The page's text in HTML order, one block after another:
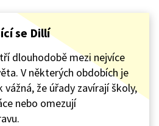
se Dillí
dlouhodobě mezi nejvíce
V některých obdobích je
že úřady zavírají školy,
nebo omezují